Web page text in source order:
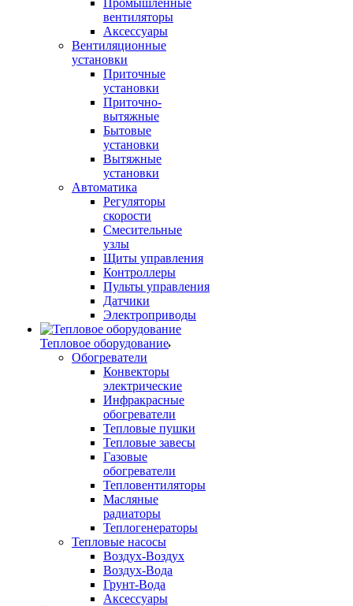
Промышленные
вентиляторы
Аксессуары
Вентиляционные
установки
Приточные
установки
Приточно-
вытяжные
Бытовые
установки
Вытяжные
установки
Автоматика
Регуляторы
скорости
Смесительные
узлы
Щиты управления
Контроллеры
Пульты управления
Датчики
Электроприводы
Тепловое оборудование
Обогреватели
Конвекторы
электрические
Инфракрасные
обогреватели
Тепловые пушки
Тепловые завесы
Газовые
обогреватели
Тепловентиляторы
Масляные
радиаторы
Теплогенераторы
Тепловые насосы
Воздух-Воздух
Воздух-Вода
Грунт-Вода
Аксессуары